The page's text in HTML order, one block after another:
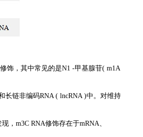
饰，其中常见的是N1 -甲基腺苷( m1A
长链非编码RNA ( lncRNA )中。对维持
，m3C RNA修饰存在于mRNA、